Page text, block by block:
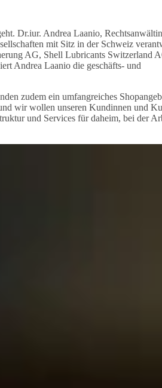
Dr.iur. Andrea Laanio,
mit Sitz in der Schweiz
AG, Shell Lubricants Switzerland
Andrea Laanio die geschäfts- und
zudem ein umfangreiches
wir wollen unseren Kundinnen und
und Services für daheim, bei der